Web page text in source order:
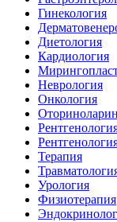
Гинекология
Диетология
Кардиология
Неврология
Онкология
Терапия
Урология
Физиотерапия